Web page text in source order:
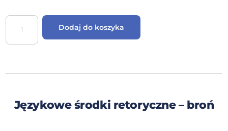
Dodaj do koszyka
Językowe środki retoryczne – broń